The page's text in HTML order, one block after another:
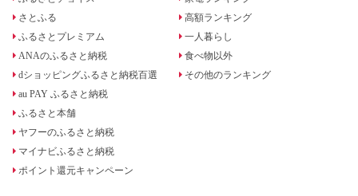
さとふる
ふるさとプレミアム
ANAのふるさと納税
dショッピングふるさと納税百選
au PAY ふるさと納税
ふるさと本舗
ヤフーのふるさと納税
マイナビふるさと納税
ポイント還元キャンペーン
高額ランキング
一人暮らし
食べ物以外
その他のランキング